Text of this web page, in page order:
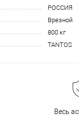
РОССИЯ
Врезной
800 кг
TANTOS
Весь